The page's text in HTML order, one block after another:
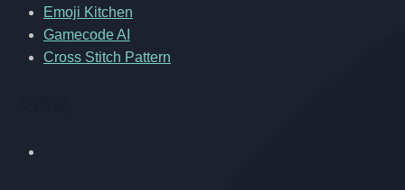
Emoji Kitchen
Gamecode AI
Cross Stitch Pattern